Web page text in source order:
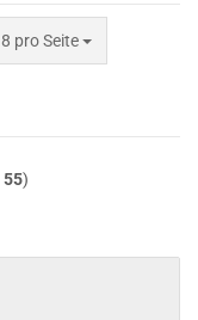
8 pro Seite
pro Seite
55)